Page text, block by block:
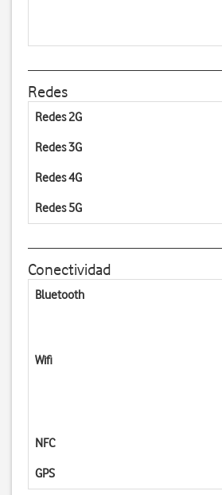
Redes
Redes 2G
Redes 3G
Redes 4G
Redes 5G
Conectividad
Bluetooth
Wifi
NFC
GPS